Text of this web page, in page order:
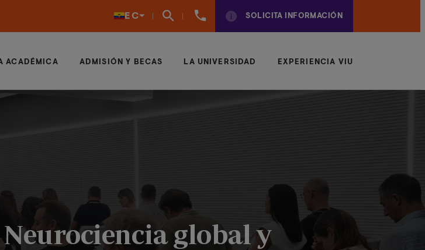
EC
(+34)
SOLICITA INFORMACIÓN
ACADÉMICA ADMISIÓN Y BECAS LA UNIVERSIDAD EXPERIENCIA VIU
global y